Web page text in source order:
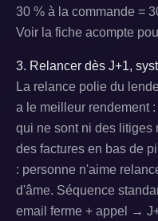
30 % à la commande =
Voir la fiche acompte
3. Relancer dès J+1,
La relance polie du
a le meilleur rendement
qui ne sont ni des
des factures en bas de
: personne n'aime
d'âme. Séquence
email ferme + appel →